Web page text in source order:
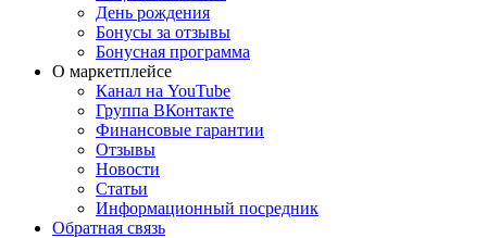
День рождения
Бонусы за отзывы
Бонусная программа
О маркетплейсе
Канал на YouTube
Группа ВКонтакте
Финансовые гарантии
Отзывы
Новости
Статьи
Информационный посредник
Обратная связь